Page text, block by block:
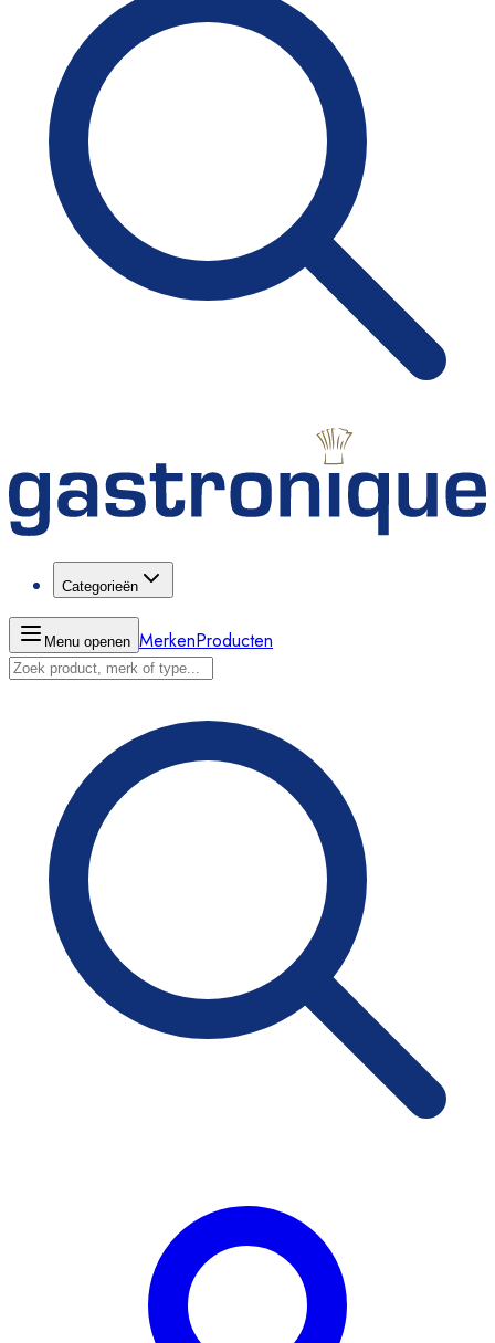
Categorieën
Menu openen MerkenProducten